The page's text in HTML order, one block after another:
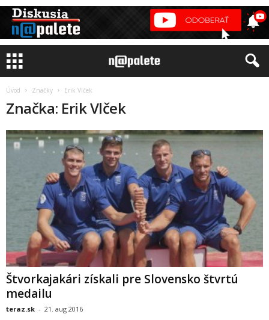
Úvod Značky Erik Vlček
Značka: Erik Vlček
Štvorkajakári získali pre Slovensko štvrtú
medailu
teraz.sk - 21. aug 2016